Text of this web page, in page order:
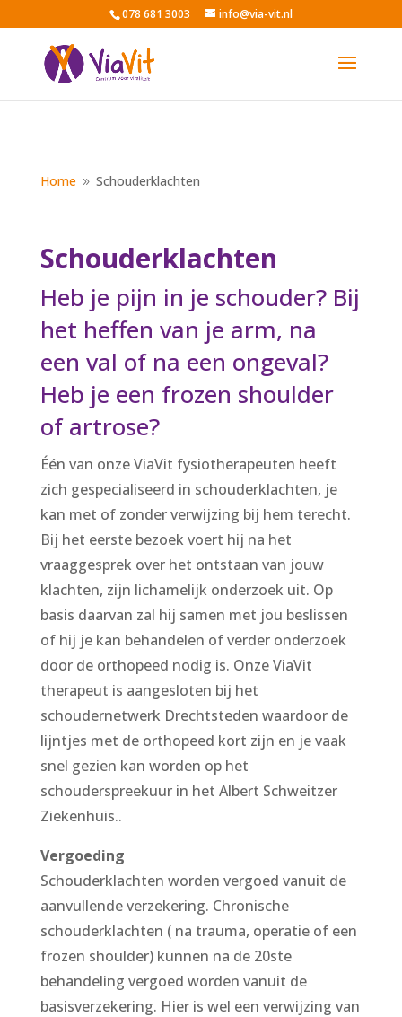
078 681 3003 info@via-vit.nl
Home 9 Schouderklachten
Schouderklachten
Heb je pijn in je schouder? Bij
het heffen van je arm, na
een val of na een ongeval?
Heb je een frozen shoulder
of artrose?
Één van onze ViaVit fysiotherapeuten heeft
zich gespecialiseerd in schouderklachten, je
kan met of zonder verwijzing bij hem terecht.
Bij het eerste bezoek voert hij na het
vraaggesprek over het ontstaan van jouw
klachten, zijn lichamelijk onderzoek uit. Op
basis daarvan zal hij samen met jou beslissen
of hij je kan behandelen of verder onderzoek
door de orthopeed nodig is. Onze ViaVit
therapeut is aangesloten bij het
schoudernetwerk Drechtsteden waardoor de
lijntjes met de orthopeed kort zijn en je vaak
snel gezien kan worden op het
schouderspreekuur in het Albert Schweitzer
Ziekenhuis..
Vergoeding
Schouderklachten worden vergoed vanuit de
aanvullende verzekering. Chronische
schouderklachten ( na trauma, operatie of een
frozen shoulder) kunnen na de 20ste
behandeling vergoed worden vanuit de
basisverzekering. Hier is wel een verwijzing van